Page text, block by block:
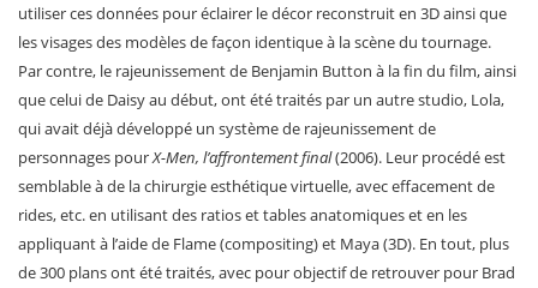
utiliser ces données pour éclairer le décor reconstruit en 3D ainsi que
les visages des modèles de façon identique à la scène du tournage.
Par contre, le rajeunissement de Benjamin Button à la fin du film, ainsi
que celui de Daisy au début, ont été traités par un autre studio, Lola,
qui avait déjà développé un système de rajeunissement de
personnages pourX-Men, l’affrontement final(2006). Leur procédé est
semblable à de la chirurgie esthétique virtuelle, avec effacement de
rides, etc. en utilisant des ratios et tables anatomiques et en les
appliquant à l’aide de Flame (compositing) et Maya (3D). En tout, plus
de 300 plans ont été traités, avec pour objectif de retrouver pour Brad